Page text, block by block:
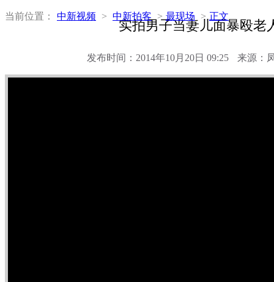
当前位置： 中新视频 > 中新拍客 > 最现场 > 正文
实拍男子当妻儿面暴殴老
发布时间：2014年10月20日 09:25 来源：